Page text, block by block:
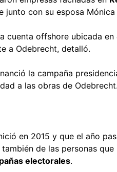
junto con su esposa
cuenta offshore ubicada en
a Odebrecht, detalló.
la campaña
a las obras de Odebrecht.
en 2015 y que el año
de las personas
electorales.